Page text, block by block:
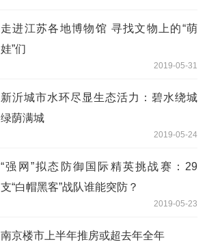
走进江苏各地博物馆 寻找文物上的“萌
娃”们
2019-05-31
新沂城市水环尽显生态活力：碧水绕城
绿荫满城
2019-05-24
“强网”拟态防御国际精英挑战赛：29
支“白帽黑客”战队谁能突防？
2019-05-23
南京楼市上半年推房或超去年全年